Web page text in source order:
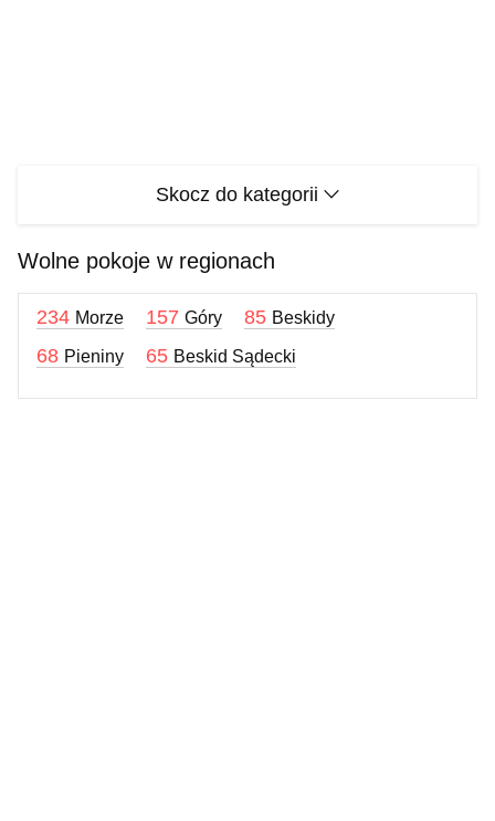
Skocz do kategorii
Wolne pokoje w regionach
234 Morze 157 Góry 85 Beskidy
68 Pieniny 65 Beskid Sądecki